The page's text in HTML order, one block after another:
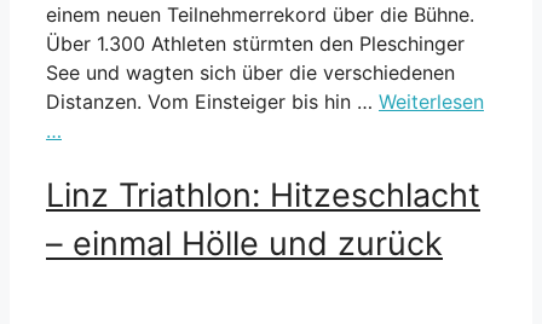
einem neuen Teilnehmerrekord über die Bühne.
Über 1.300 Athleten stürmten den Pleschinger
See und wagten sich über die verschiedenen
Distanzen. Vom Einsteiger bis hin … Weiterlesen
…
Linz Triathlon: Hitzeschlacht
– einmal Hölle und zurück